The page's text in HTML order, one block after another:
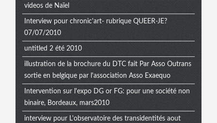
videos de Naïel
Interview pour chronic'art- rubrique QUEER-JE?
07/07/2010
untitled 2 été 2010
illustration de la brochure du DTC fait Par Asso Outrans
sortie en belgique par l'association Asso Exaequo
Intervention sur l'expo DG or FG: pour une société non
binaire, Bordeaux, mars2010
interview pour L'observatoire des transidentités aout